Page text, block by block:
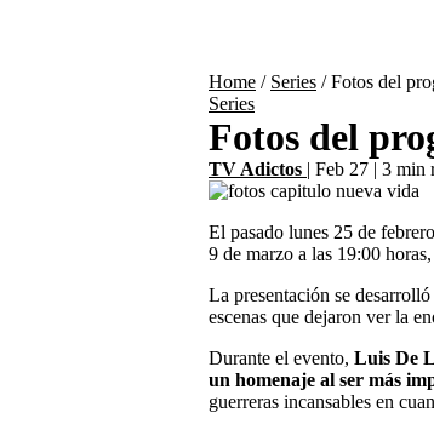
Home / Series /Fotos del
Series
Fotos del
TV Adictos | Feb 27 | 3 min
El pasado lunes 25 de
9 de marzo a las 19:00
La presentación se
escenas que dejaron ver la
Durante el evento, Luis De
un homenaje al ser más
guerreras incansables en